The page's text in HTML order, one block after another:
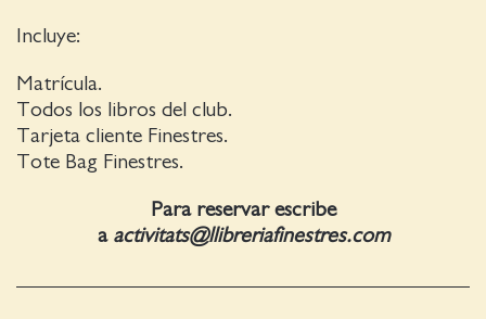
Incluye:
Matrícula.
Todos los libros del club.
Tarjeta cliente Finestres.
Tote Bag Finestres.
Para reservar escribe
a activitats@llibreriafinestres.com